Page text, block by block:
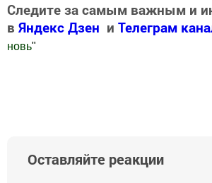
Следите за самым важным и
в Яндекс Дзен и Телеграм
новь"
Оставляйте реакции